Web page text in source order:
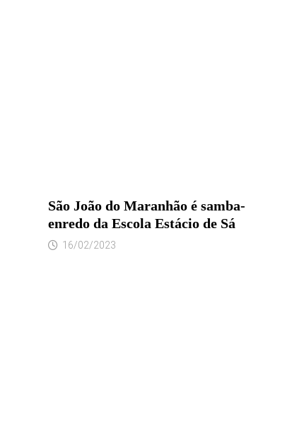
São João do Maranhão é samba-
enredo da Escola Estácio de Sá
16/02/2023